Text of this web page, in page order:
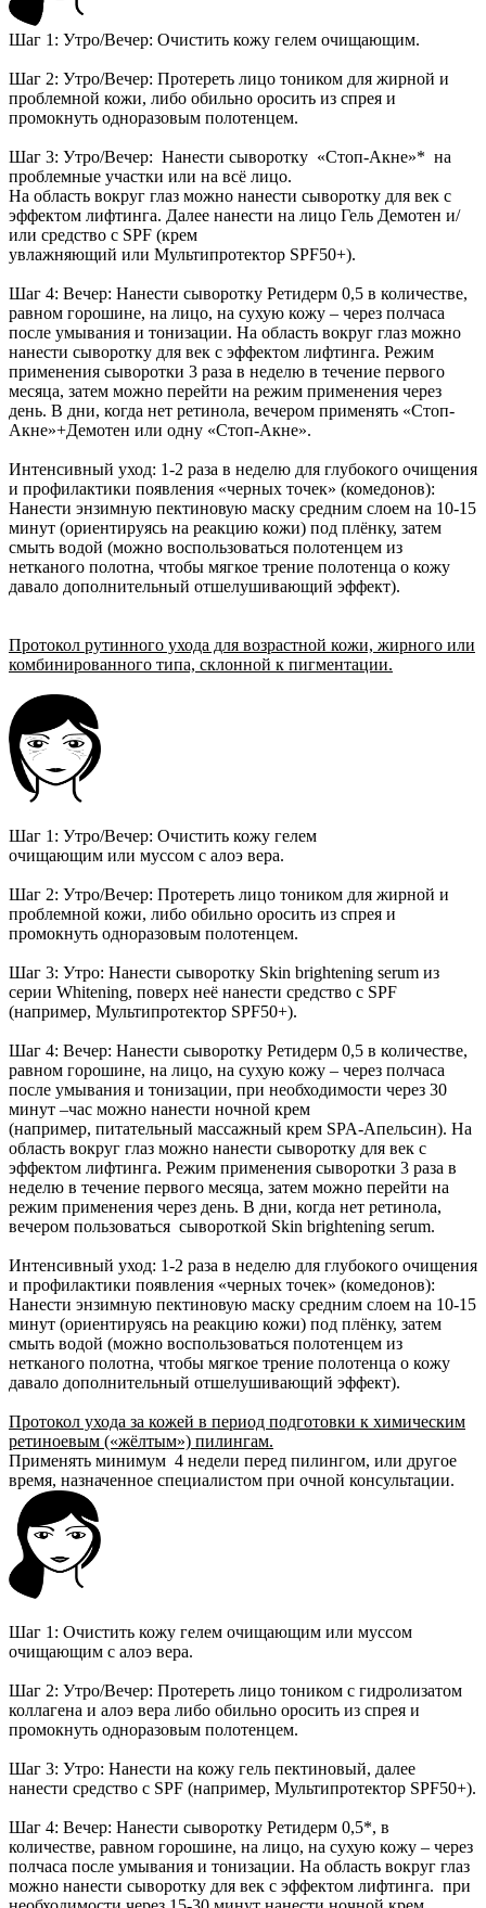
Шаг 1: Утро/Вечер: Очистить кожу гелем очищающим.
Шаг 2: Утро/Вечер: Протереть лицо тоником для жирной и
проблемной кожи, либо обильно оросить из спрея и
промокнуть одноразовым полотенцем.
Шаг 3: Утро/Вечер: Нанести сыворотку «Стоп-Акне»* на
проблемные участки или на всё лицо.
На область вокруг глаз можно нанести сыворотку для век с
эффектом лифтинга. Далее нанести на лицо Гель Демотен и/
или средство с SPF (крем
увлажняющий или Мультипротектор SPF50+).
Шаг 4: Вечер: Нанести сыворотку Ретидерм 0,5 в количестве,
равном горошине, на лицо, на сухую кожу – через полчаса
после умывания и тонизации. На область вокруг глаз можно
нанести сыворотку для век с эффектом лифтинга. Режим
применения сыворотки 3 раза в неделю в течение первого
месяца, затем можно перейти на режим применения через
день. В дни, когда нет ретинола, вечером применять «Стоп-
Акне»+Демотен или одну «Стоп-Акне».
Интенсивный уход: 1-2 раза в неделю для глубокого очищения
и профилактики появления «черных точек» (комедонов):
Нанести энзимную пектиновую маску средним слоем на 10-15
минут (ориентируясь на реакцию кожи) под плёнку, затем
смыть водой (можно воспользоваться полотенцем из
нетканого полотна, чтобы мягкое трение полотенца о кожу
давало дополнительный отшелушивающий эффект).
Протокол рутинного ухода для возрастной кожи, жирного или
комбинированного типа, склонной к пигментации.
Шаг 1: Утро/Вечер: Очистить кожу гелем
очищающим или муссом с алоэ вера.
Шаг 2: Утро/Вечер: Протереть лицо тоником для жирной и
проблемной кожи, либо обильно оросить из спрея и
промокнуть одноразовым полотенцем.
Шаг 3: Утро: Нанести сыворотку Skin brightening serum из
серии Whitening, поверх неё нанести средство с SPF
(например, Мультипротектор SPF50+).
Шаг 4: Вечер: Нанести сыворотку Ретидерм 0,5 в количестве,
равном горошине, на лицо, на сухую кожу – через полчаса
после умывания и тонизации, при необходимости через 30
минут –час можно нанести ночной крем
(например, питательный массажный крем SPA-Апельсин). На
область вокруг глаз можно нанести сыворотку для век с
эффектом лифтинга. Режим применения сыворотки 3 раза в
неделю в течение первого месяца, затем можно перейти на
режим применения через день. В дни, когда нет ретинола,
вечером пользоваться сывороткой Skin brightening serum.
Интенсивный уход: 1-2 раза в неделю для глубокого очищения
и профилактики появления «черных точек» (комедонов):
Нанести энзимную пектиновую маску средним слоем на 10-15
минут (ориентируясь на реакцию кожи) под плёнку, затем
смыть водой (можно воспользоваться полотенцем из
нетканого полотна, чтобы мягкое трение полотенца о кожу
давало дополнительный отшелушивающий эффект).
Протокол ухода за кожей в период подготовки к химическим
ретиноевым («жёлтым») пилингам.
Применять минимум 4 недели перед пилингом, или другое
время, назначенное специалистом при очной консультации.
Шаг 1: Очистить кожу гелем очищающим или муссом
очищающим с алоэ вера.
Шаг 2: Утро/Вечер: Протереть лицо тоником с гидролизатом
коллагена и алоэ вера либо обильно оросить из спрея и
промокнуть одноразовым полотенцем.
Шаг 3: Утро: Нанести на кожу гель пектиновый, далее
нанести средство с SPF (например, Мультипротектор SPF50+).
Шаг 4: Вечер: Нанести сыворотку Ретидерм 0,5*, в
количестве, равном горошине, на лицо, на сухую кожу – через
полчаса после умывания и тонизации. На область вокруг глаз
можно нанести сыворотку для век с эффектом лифтинга. при